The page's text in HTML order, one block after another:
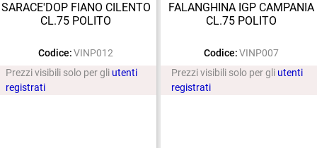
SARACE'DOP FIANO CILENTO
CL.75 POLITO
Codice: VINP012
Prezzi visibili solo per gli utenti
registrati
FALANGHINA IGP CAMPANIA
CL.75 POLITO
Codice: VINP007
Prezzi visibili solo per gli utenti
registrati